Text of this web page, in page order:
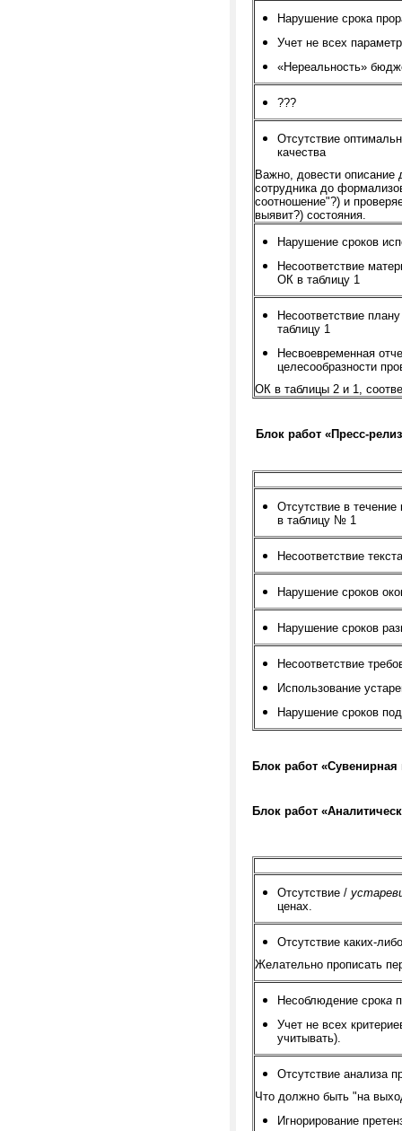
Нарушение срока
Учет не всех
«Нереальность»
???
Отсутствие
качества
Важно, довести
сотрудника до
соотношение"?) и
выявит?) состояния.
Нарушение сроков
Несоответствие
ОК в таблицу 1
Несоответствие
таблицу 1
Несвоевременная
целесообразности
ОК в таблицы 2 и 1,
Блок работ «Пресс-
Отсутствие в
в таблицу № 1
Несоответствие
Нарушение сроков
Нарушение сроков
Несоответствие
Использование
Нарушение сроков
Блок работ «Сувенирная
Блок работ
Отсутствие /
ценах.
Отсутствие каких-
Желательно прописать
Несоблюдение срока
Учет не всех
учитывать).
Отсутствие анализа
Что должно быть "на
Игнорирование